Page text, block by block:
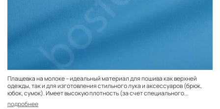
Плащевка на молоке – идеальный материал для пошива как верхней
одежды, так и для изготовления стильного лука и аксессуаров (брюк,
юбок, сумок). Имеет высокую плотность (за счет специального...
подробнее